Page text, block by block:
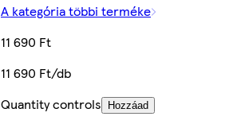
A kategória többi terméke
11 690 Ft
11 690 Ft/db
Quantity controls
Hozzáad